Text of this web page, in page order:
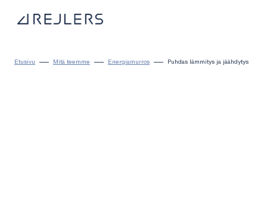
Etusivu Mitä teemme Energiamurros Puhdas lämmitys ja jäähdytys